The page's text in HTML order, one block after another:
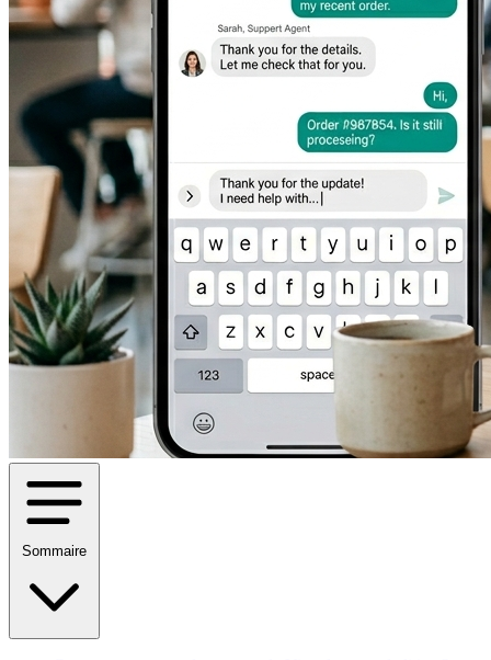
Sommaire